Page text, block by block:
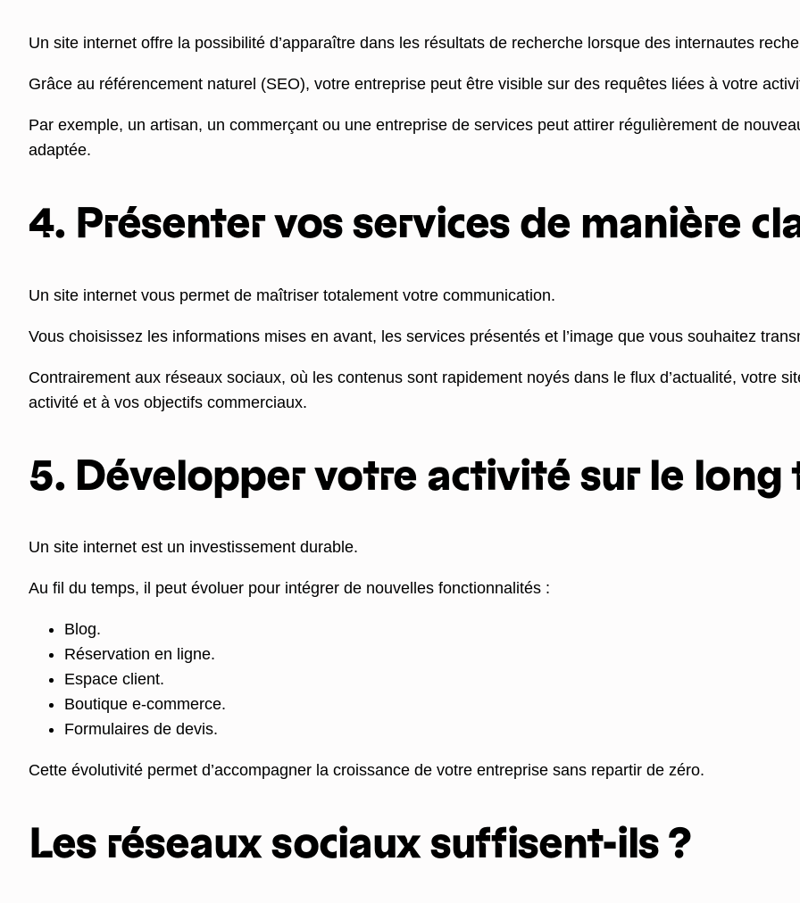
Un site internet offre la possibilité d’apparaître dans les résultats de recherche lorsque des internautes
Grâce au référencement naturel (SEO), votre entreprise peut être visible sur des requêtes liées à votre
Par exemple, un artisan, un commerçant ou une entreprise de services peut attirer régulièrement de
adaptée.
4. Présenter vos services de manière
Un site internet vous permet de maîtriser totalement votre communication.
Vous choisissez les informations mises en avant, les services présentés et l’image que vous souhaitez
Contrairement aux réseaux sociaux, où les contenus sont rapidement noyés dans le flux d’actualité, votre
activité et à vos objectifs commerciaux.
5. Développer votre activité sur le long
Un site internet est un investissement durable.
Au fil du temps, il peut évoluer pour intégrer de nouvelles fonctionnalités :
Blog.
Réservation en ligne.
Espace client.
Boutique e-commerce.
Formulaires de devis.
Cette évolutivité permet d’accompagner la croissance de votre entreprise sans repartir de zéro.
Les réseaux sociaux suffisent-ils ?